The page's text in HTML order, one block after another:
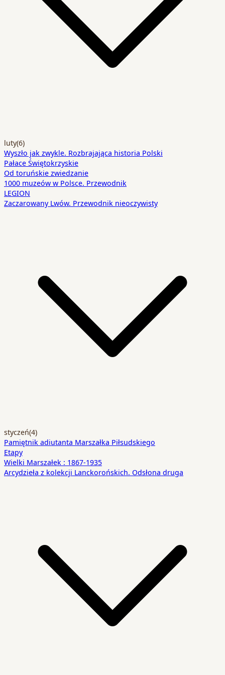
luty(6)
Wyszło jak zwykle. Rozbrajająca historia Polski
Pałace Świętokrzyskie
Od toruńskie zwiedzanie
1000 muzeów w Polsce. Przewodnik
LEGION
Zaczarowany Lwów. Przewodnik nieoczywisty
styczeń(4)
Pamiętnik adiutanta Marszałka Piłsudskiego
Etapy
Wielki Marszałek : 1867-1935
Arcydzieła z kolekcji Lanckorońskich. Odsłona druga